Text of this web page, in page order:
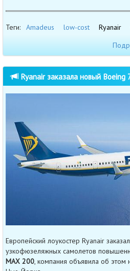
Теги: Amadeus low-cost Ryanair
Ryanair заказала новый Boeing
Европейский лоукостер Ryanair
узкофюзеляжных самолетов
MAX 200, компания объявила об